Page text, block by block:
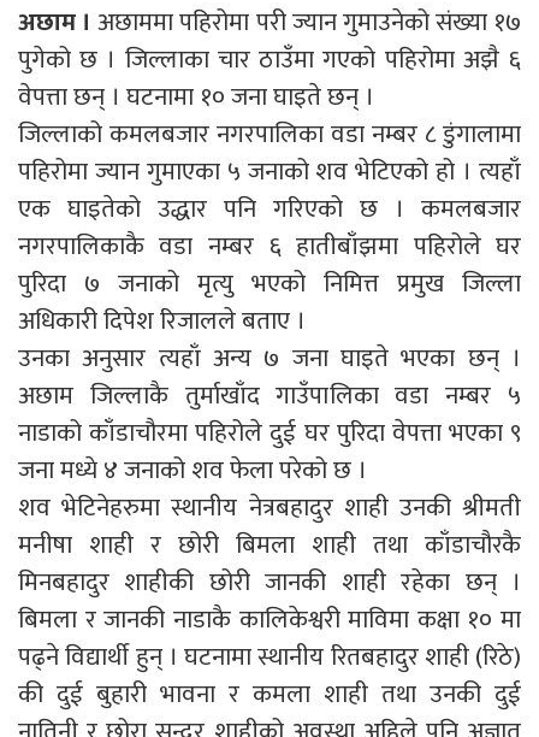
अछाम । अछाममा पहिरोमा परी ज्यान गुमाउनेको संख्या १७
पुगेको छ । जिल्लाका चार ठाउँमा गएको पहिरोमा अझै ६
वेपत्ता छन् । घटनामा १० जना घाइते छन् ।
जिल्लाको कमलबजार नगरपालिका वडा नम्बर ८ डुंगालामा
पहिरोमा ज्यान गुमाएका ५ जनाको शव भेटिएको हो । त्यहाँ
एक घाइतेको उद्धार पनि गरिएको छ । कमलबजार
नगरपालिकाकै वडा नम्बर ६ हातीबाँझमा पहिरोले घर
पुरिदा ७ जनाको मृत्यु भएको निमित्त प्रमुख जिल्ला
अधिकारी दिपेश रिजालले बताए ।
उनका अनुसार त्यहाँ अन्य ७ जना घाइते भएका छन् ।
अछाम जिल्लाकै तुर्माखाँद गाउँपालिका वडा नम्बर ५
नाडाको काँडाचौरमा पहिरोले दुई घर पुरिदा वेपत्ता भएका ९
जना मध्ये ४ जनाको शव फेला परेको छ ।
शव भेटिनेहरुमा स्थानीय नेत्रबहादुर शाही उनकी श्रीमती
मनीषा शाही र छोरी बिमला शाही तथा काँडाचौरकै
मिनबहादुर शाहीकी छोरी जानकी शाही रहेका छन् ।
बिमला र जानकी नाडाकै कालिकेश्वरी माविमा कक्षा १० मा
पढ्ने विद्यार्थी हुन् । घटनामा स्थानीय रितबहादुर शाही (रिठे)
की दुई बुहारी भावना र कमला शाही तथा उनकी दुई